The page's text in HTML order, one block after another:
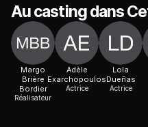
Au casting dans
Margo
Brière
Bordier
Réalisateur
Adèle
Exarchopoulos
Actrice
Lola
Dueñas
Actrice